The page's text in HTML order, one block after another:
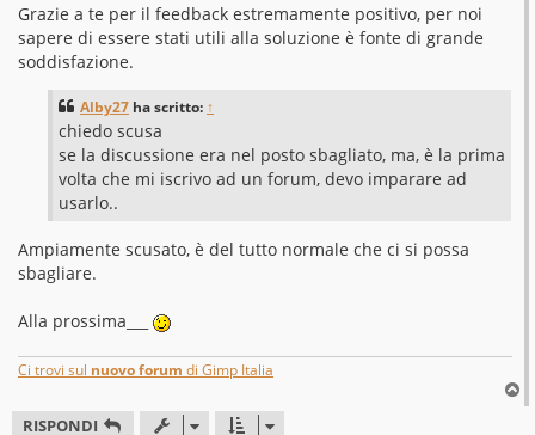
Grazie a te per il feedback estremamente positivo, per noi
sapere di essere stati utili alla soluzione è fonte di grande
soddisfazione.
Alby27 ha scritto: ↑
chiedo scusa
se la discussione era nel posto sbagliato, ma, è la prima
volta che mi iscrivo ad un forum, devo imparare ad
usarlo..
Ampiamente scusato, è del tutto normale che ci si possa
sbagliare.
Alla prossima___
Ci trovi sul nuovo forum di Gimp Italia
o
RISPONDI